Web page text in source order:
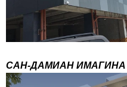
САН-ДАМИАН ИМАГИНА